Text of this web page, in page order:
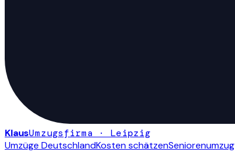
KlausUmzugsfirma · Leipzig
Umzüge DeutschlandKosten schätzenSeniorenumzug